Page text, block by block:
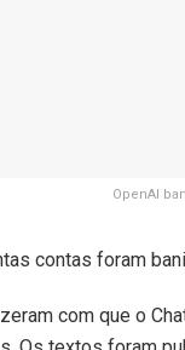
OpenAI
contas foram
com que o